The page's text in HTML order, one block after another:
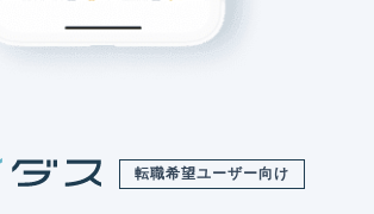
転職希望ユーザー向け